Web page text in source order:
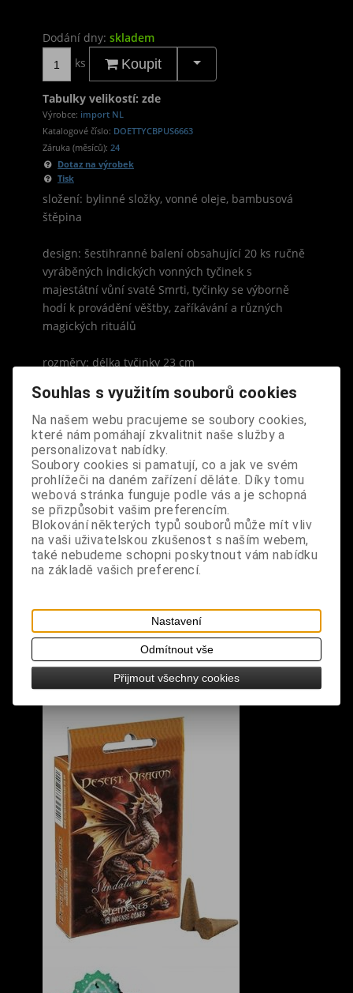
Dodání dny: skladem
ks
Koupit
Tabulky velikostí: zde
Výrobce: import NL
Katalogové číslo: DOETTYCBPUS6663
Záruka (měsíců): 24
Dotaz na výrobek
Tisk
složení: bylinné složky, vonné oleje, bambusová
štěpina
design: šestihranné balení obsahující 20 ks ručně
vyráběných indických vonných tyčinek s
majestátní vůní svaté Smrti, tyčinky se výborně
hodí k provádění věštby, zaříkávání a různých
magických rituálů
rozměry: délka tyčinky 23 cm
S výrobkem se také prodává
Souhlas s využitím souborů cookies
Na našem webu pracujeme se soubory cookies,
které nám pomáhají zkvalitnit naše služby a
personalizovat nabídky.
Soubory cookies si pamatují, co a jak ve svém
prohlížeči na daném zařízení děláte. Díky tomu
webová stránka funguje podle vás a je schopná
se přizpůsobit vašim preferencím.
Blokování některých typů souborů může mít vliv
na vaši uživatelskou zkušenost s naším webem,
také nebudeme schopni poskytnout vám nabídku
na základě vašich preferencí.
Nastavení
Odmítnout vše
Přijmout všechny cookies